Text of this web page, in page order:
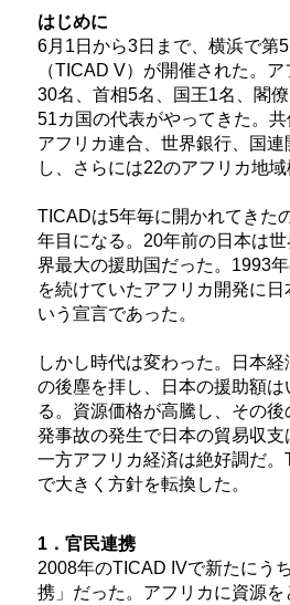
はじめに
6月1日から3日まで、横浜で第
（TICAD V）が開催された。
30名、首相5名、国王1名、閣
51カ国の代表がやってきた。共
アフリカ連合、世界銀行、国連
し、さらには22のアフリカ地域
TICADは5年毎に開かれてきた
年目になる。20年前の日本は
界最大の援助国だった。1993
を続けていたアフリカ開発に
いう宣言であった。
しかし時代は変わった。日本
の後塵を拝し、日本の援助額
る。資源価格が高騰し、その
発事故の発生で日本の貿易収支
一方アフリカ経済は絶好調だ。
で大きく方針を転換した。
1．官民連携
2008年のTICAD IVで新たにう
携」だった。アフリカに資源